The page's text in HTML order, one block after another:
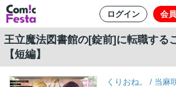
ログイン 会
王立魔法図書館の[錠前]に転職する
【短編】
くりおね。 / 当麻